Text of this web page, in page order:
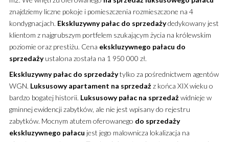
znajdziemy liczne pokoje i pomieszczenia rozmieszczone na 4
kondygnacjach. Ekskluzywny pałac do sprzedażydedykowany jest
klientom z najgrubszym portfelem szukającym życia na królewskim
poziomie oraz prestiżu. Cena ekskluzywnego pałacu do
sprzedażyustalona została na 1 950 000 zł.
Ekskluzywny pałac do sprzedażytylko za pośrednictwem agentów
WGN. Luksusowy apartament na sprzedażz końca XIX wieku o
bardzo bogatej historii. Luksusowy pałac na sprzedażwidnieje w
gminnej ewidencji zabytków, ale nie jest wpisany do rejestru
zabytków. Mocnym atutem oferowanego do sprzedaży
ekskluzywnego pałacu jest jego malownicza lokalizacja na